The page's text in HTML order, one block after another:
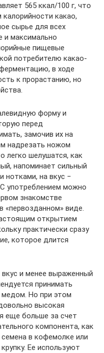
565 ккал/100 г, что
какао,
сырье для всех
и максимально
пищевые
потребителю какао-
в ходе
к прорастанию, но
форму и
перед
замочив их на
надрезать ножом
легко шелушатся, как
напоминает сильный
нотками, на вкус −
С употреблением можно
знакомстве
«первозданном» виде.
открытием
практически сразу
которое длится
и менее выраженный
принимать
Но при этом
высокая
еще больше за счет
компонента, как
в кофемолке или
Ее используют